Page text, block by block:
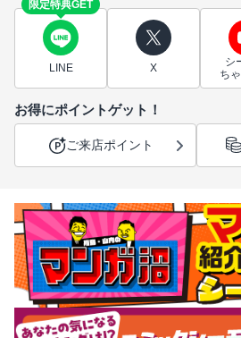
限定特典GET
LINE X
シ
ち
お得にポイントゲット！
ご来店ポイント